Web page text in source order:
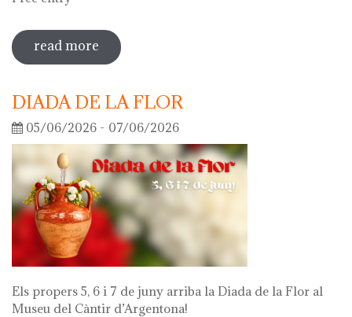
read more sobre guided tour of the exhibition
'what's left of me'
DIADA DE LA FLOR
05/06/2026 - 07/06/2026
Els propers 5, 6 i 7 de juny arriba la Diada de la Flor al
Museu del Càntir d’Argentona!